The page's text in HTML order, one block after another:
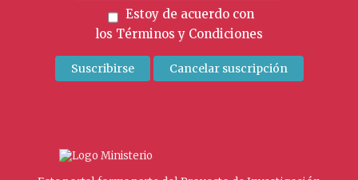
Estoy de acuerdo con
los Términos y Condiciones